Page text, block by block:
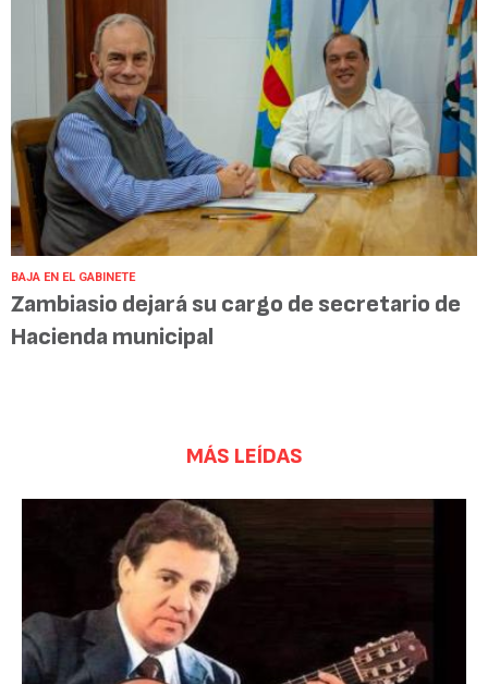
BAJA EN EL GABINETE
Zambiasio dejará su cargo de secretario de
Hacienda municipal
MÁS LEÍDAS